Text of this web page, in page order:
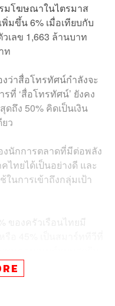
มโฆษณาในไตรมาส
มขึ้น 6% เมื่อเทียบกับ
เลข 1,663 ล้านบาท
ท
ว่าสื่อโทรทัศน์กำลังจะ
ที่ ‘สื่อโทรทัศน์’ ยังคง
ถึง 50% คิดเป็นเงิน
ว
นักการตลาดที่มีต่อพลัง
ไทยได้เป็นอย่างดี และ
ในการเข้าถึงกลุ่มเป้า
ของครัวเรือนไทยมี
Rating ที่ชี้ว่า
โทรทัศน์ผ่านช่องทาง